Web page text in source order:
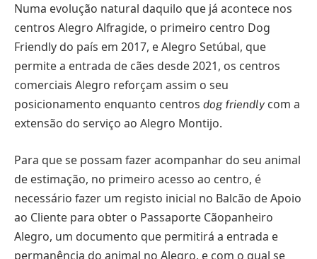
Numa evolução natural daquilo que já acontece nos
centros Alegro Alfragide, o primeiro centro Dog
Friendly do país em 2017, e Alegro Setúbal, que
permite a entrada de cães desde 2021, os centros
comerciais Alegro reforçam assim o seu
posicionamento enquanto centros dog friendly com a
extensão do serviço ao Alegro Montijo.
Para que se possam fazer acompanhar do seu animal
de estimação, no primeiro acesso ao centro, é
necessário fazer um registo inicial no Balcão de Apoio
ao Cliente para obter o Passaporte Cãopanheiro
Alegro, um documento que permitirá a entrada e
permanência do animal no Alegro, e com o qual se